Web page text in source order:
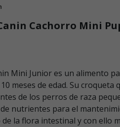
Cachorro Mini
Mini Junior es un alimento
meses de edad. Su
de los perros de raza
nutrientes para el
la flora intestinal y con ello